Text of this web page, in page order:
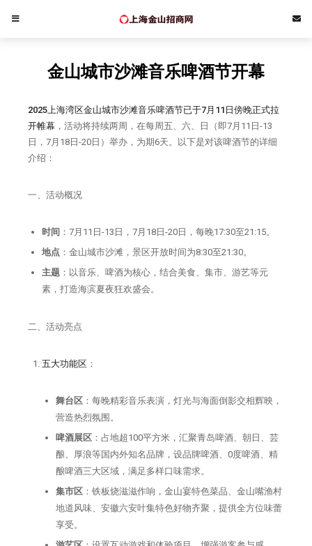
金山城市沙滩音乐啤酒节开幕
2025上海湾区金山城市沙滩音乐啤酒节已于7月11日傍晚正式拉
开帷幕 ，活动将持续两周，在每周五、六、日（即7月11日-13
日，7月18日-20日）举办，为期6天。以下是对该啤酒节的详细
介绍：
一、活动概况
时间 ：7月11日-13日，7月18日-20日，每晚17:30至21:15。
地点 ：金山城市沙滩，景区开放时间为8:30至21:30。
主题 ：以音乐、啤酒为核心，结合美食、集市、游艺等元
素，打造海滨夏夜狂欢盛会。
二、活动亮点
五大功能区 ：
舞台区 ：每晚精彩音乐表演，灯光与海面倒影交相辉映，
营造热烈氛围。
啤酒展区 ：占地超100平方米，汇聚青岛啤酒、朝日、芸
酿、厚浪等国内外知名品牌，设品牌啤酒、0度啤酒、精
酿啤酒三大区域，满足多样口味需求。
集市区 ：铁板烧滋滋作响，金山宴特色菜品、金山嘴渔村
地道风味、安徽六安叶集特色好物齐聚，提供全方位味蕾
享受。